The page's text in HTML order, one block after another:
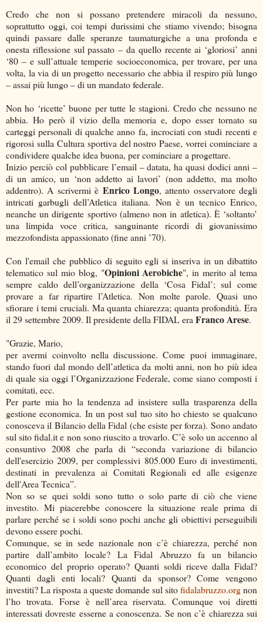
Credo che non si possano pretendere miracoli da nessuno,
soprattutto oggi, coi tempi durissimi che stiamo vivendo; bisogna
quindi passare dalle speranze taumaturgiche a una profonda e
onesta riflessione sul passato – da quello recente ai ‘gloriosi’ anni
‘80 – e sull’attuale temperie socioeconomica, per trovare, per una
volta, la via di un progetto necessario che abbia il respiro più lungo
– assai più lungo – di un mandato federale.
Non ho ‘ricette’ buone per tutte le stagioni. Credo che nessuno ne
abbia. Ho però il vizio della memoria e, dopo esser tornato su
carteggi personali di qualche anno fa, incrociati con studi recenti e
rigorosi sulla Cultura sportiva del nostro Paese, vorrei cominciare a
condividere qualche idea buona, per cominciare a progettare.
Inizio perciò col pubblicare l’email – datata, ha quasi dodici anni –
di un amico, un ‘non addetto ai lavori’ (non addetto, ma molto
addentro). A scrivermi è Enrico Longo, attento osservatore degli
intricati garbugli dell’Atletica italiana. Non è un tecnico Enrico,
neanche un dirigente sportivo (almeno non in atletica). È ‘soltanto’
una limpida voce critica, sanguinante ricordi di giovanissimo
mezzofondista appassionato (fine anni ’70).
Con l'email che pubblico di seguito egli si inseriva in un dibattito
telematico sul mio blog, "Opinioni Aerobiche", in merito al tema
sempre caldo dell’organizzazione della ‘Cosa Fidal’; sul come
provare a far ripartire l’Atletica. Non molte parole. Quasi uno
sfiorare i temi cruciali. Ma quanta chiarezza; quanta profondità. Era
il 29 settembre 2009. Il presidente della FIDAL eraFranco Arese.
"Grazie, Mario,
per avermi coinvolto nella discussione. Come puoi immaginare,
stando fuori dal mondo dell’atletica da molti anni, non ho più idea
di quale sia oggi l’Organizzazione Federale, come siano composti i
comitati, ecc.
Per parte mia ho la tendenza ad insistere sulla trasparenza della
gestione economica. In un post sul tuo sito ho chiesto se qualcuno
conosceva il Bilancio della Fidal (che esiste per forza). Sono andato
sul sito fidal.it e non sono riuscito a trovarlo. C’è solo un accenno al
consuntivo 2008 che parla di “seconda variazione di bilancio
dell'esercizio 2009, per complessivi 805.000 Euro di investimenti,
destinati in prevalenza ai Comitati Regionali ed alle esigenze
dell'Area Tecnica”.
Non so se quei soldi sono tutto o solo parte di ciò che viene
investito. Mi piacerebbe conoscere la situazione reale prima di
parlare perché se i soldi sono pochi anche gli obiettivi perseguibili
devono essere pochi.
Comunque, se in sede nazionale non c’è chiarezza, perché non
partire dall’ambito locale? La Fidal Abruzzo fa un bilancio
economico del proprio operato? Quanti soldi riceve dalla Fidal?
Quanti dagli enti locali? Quanti da sponsor? Come vengono
investiti? La risposta a queste domande sul sitofidalabruzzo.orgnon
l’ho trovata. Forse è nell’area riservata. Comunque voi diretti
interessati dovreste esserne a conoscenza. Se non c’è chiarezza sui